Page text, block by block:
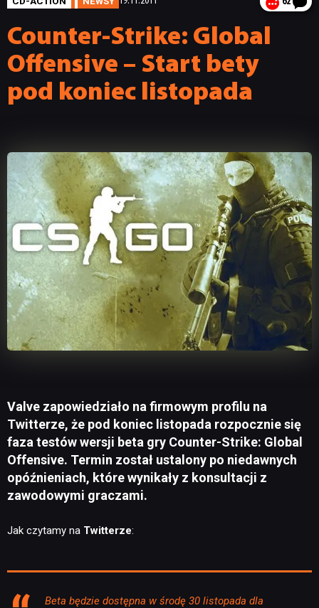
Counter-Strike: Global
Offensive – Start bety
pod koniec listopada
Valve zapowiedziało na firmowym profilu na
Twitterze, że pod koniec listopada rozpocznie się
faza testów wersji beta gry Counter-Strike: Global
Offensive. Termin został ustalony po niedawnych
opóźnieniach, które wynikały z konsultacji z
zawodowymi graczami.
Jak czytamy na Twitterze:
Beta będzie dostępna w środę 30 listopada dla